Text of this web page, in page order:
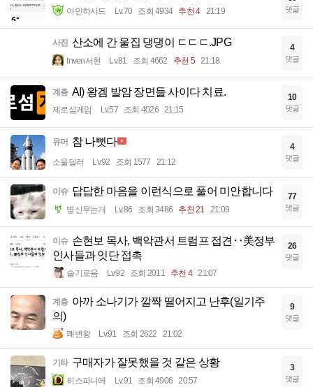
아인하샤드 Lv.70 조회 4934 추천 4 21:19 댓글
사진 산소에 간 울집 댕댕이 ㄷㄷㄷ.JPG
Inven서현 Lv.81 조회 4662 추천 5 21:18
4
댓글
계층 AI) 왕겜 발암 장면들 사이다 치료.
제로섬게임 Lv.57 조회 4026 21:15
10
댓글
유머 참 나뻣다
소울딜러 Lv.92 조회 1577 21:12
4
댓글
이슈 답답한 마음을 이런식으로 풀어 미안합니다
병신무는개 Lv.86 조회 3486 추천 21 21:09
77
댓글
이슈 손현보 목사, 백악관서 트럼프 접견‥美정부
인사들과 잇단 접촉
슬기로움 Lv.92 조회 2011 추천 4 21:07
26
댓글
계층 아까 소나기가 깔짝 떨어지고 난후(일기주
의)
쾌변왕 Lv.91 조회 2622 21:02
9
댓글
기타 구매자가 잘못했을 것 같은 상황
히스파니에 Lv.91 조회 4906 20:57
3
댓글